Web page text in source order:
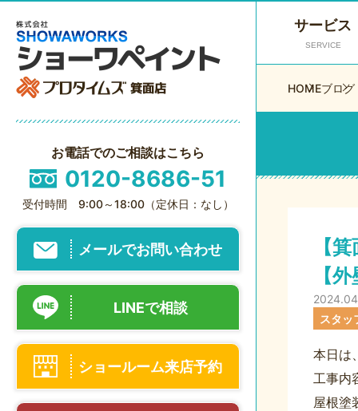
お電話でのご相談はこちら
0120-8686-51
受付時間 9:00～18:00（定休日：なし）
メールでお問い合わせ
LINEで相談
ショールーム来店予約
サービス
SERVICE
HOMEブログ
【
【
スタッ
本日は
工事内
屋根塗